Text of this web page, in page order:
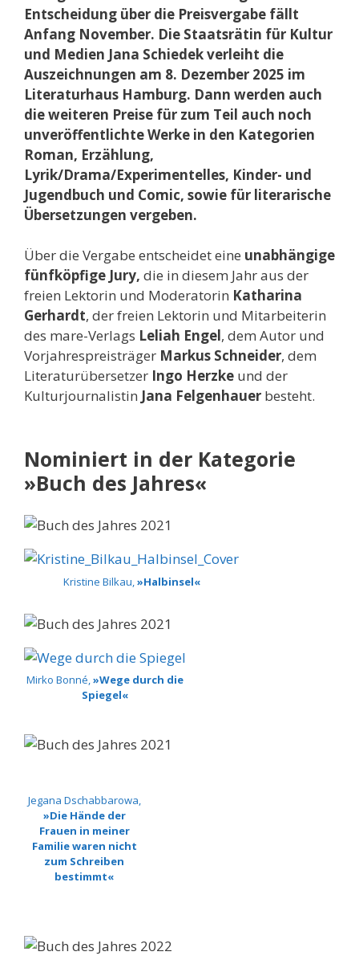
Entscheidung über die Preisvergabe fällt
Anfang November. Die Staatsrätin für Kultur
und Medien Jana Schiedek verleiht die
Auszeichnungen am 8. Dezember 2025 im
Literaturhaus Hamburg. Dann werden auch
die weiteren Preise für zum Teil auch noch
unveröffentlichte Werke in den Kategorien
Roman, Erzählung,
Lyrik/Drama/Experimentelles, Kinder- und
Jugendbuch und Comic, sowie für literarische
Übersetzungen vergeben.
Über die Vergabe entscheidet eine unabhängige
fünfköpfige Jury, die in diesem Jahr aus der
freien Lektorin und Moderatorin Katharina
Gerhardt, der freien Lektorin und Mitarbeiterin
des mare-Verlags Leliah Engel, dem Autor und
Vorjahrespreisträger Markus Schneider, dem
Literaturübersetzer Ingo Herzke und der
Kulturjournalistin Jana Felgenhauer besteht.
Nominiert in der Kategorie
»Buch des Jahres«
Kristine Bilkau,»Halbinsel«
Mirko Bonné,»Wege durch die
Spiegel«
Jegana Dschabbarowa,
»Die Hände der
Frauen in meiner
Familie waren nicht
zum Schreiben
bestimmt«